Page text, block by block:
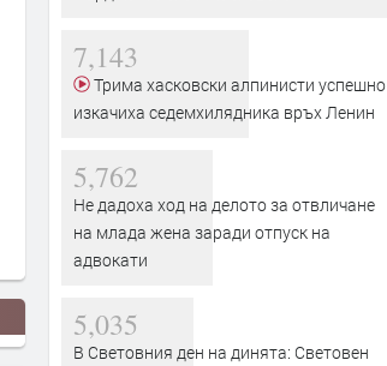
7,143
Трима хасковски алпинисти успешно
изкачиха седемхилядника връх Ленин
5,762
Не дадоха ход на делото за отвличане
на млада жена заради отпуск на
адвокати
5,035
В Световния ден на динята: Световен